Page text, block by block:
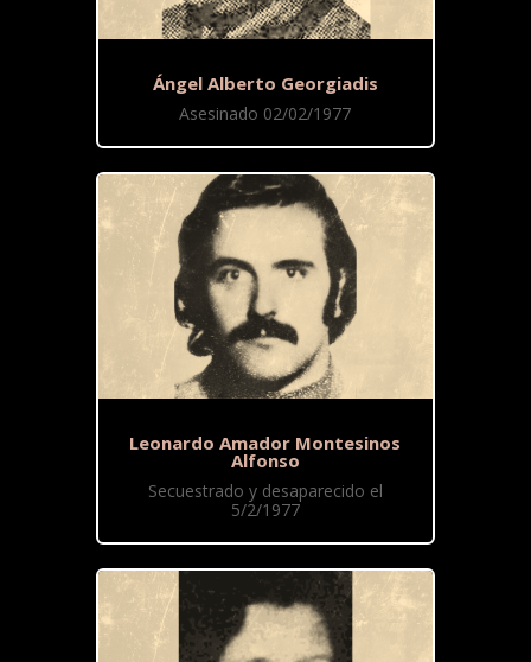
Ángel Alberto Georgiadis
Asesinado 02/02/1977
Leonardo Amador Montesinos
Alfonso
Secuestrado y desaparecido el
5/2/1977